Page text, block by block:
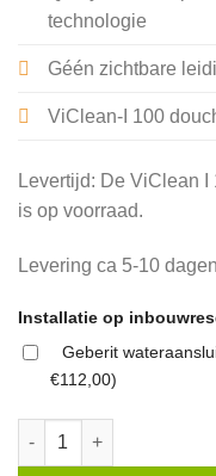
technologie
Géén zichtbare
ViClean-I 100
Levertijd: De ViClean
is op voorraad.
Levering ca 5-10 dagen
Installatie op
Geberit
€112,00)
Villeroy & Boch